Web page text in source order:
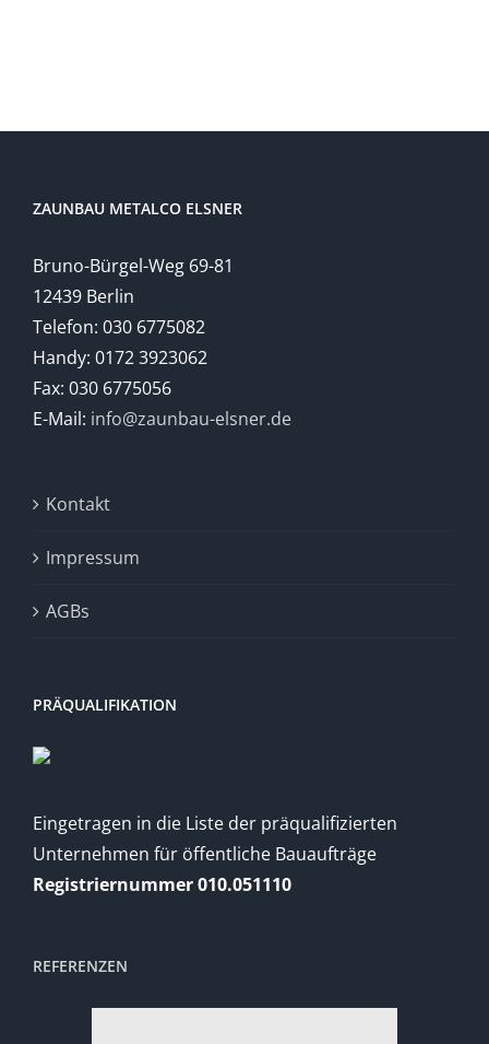
ZAUNBAU METALCO ELSNER
Bruno-Bürgel-Weg 69-81
12439 Berlin
Telefon: 030 6775082
Handy: 0172 3923062
Fax: 030 6775056
E-Mail: info@zaunbau-elsner.de
Kontakt
Impressum
AGBs
PRÄQUALIFIKATION
Eingetragen in die Liste der präqualifizierten
Unternehmen für öffentliche Bauaufträge
Registriernummer 010.051110
REFERENZEN